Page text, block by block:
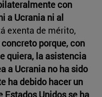
con
a Ucrania ni al
exenta de mérito,
porque, con
quiera, la asistencia
a Ucrania no ha sido
ha debido hacer un
Estados Unidos se ha